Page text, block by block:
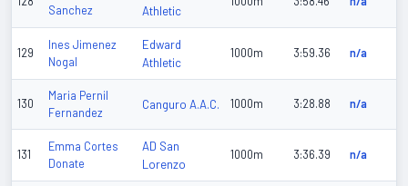
Sanchez
Athletic
129
Ines Jimenez
Nogal
Edward
Athletic
1000m 3:59.36 n/a
130
Maria Pernil
Fernandez
Canguro A.A.C. 1000m 3:28.88 n/a
131
Emma Cortes
Donate
AD San
Lorenzo
1000m 3:36.39 n/a